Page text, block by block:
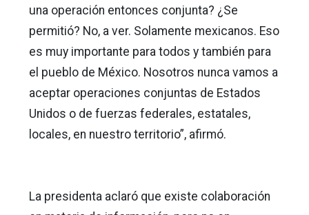
una operación entonces conjunta? ¿Se
permitió? No, a ver. Solamente mexicanos. Eso
es muy importante para todos y también para
el pueblo de México. Nosotros nunca vamos a
aceptar operaciones conjuntas de Estados
Unidos o de fuerzas federales, estatales,
locales, en nuestro territorio”, afirmó.
La presidenta aclaró que existe colaboración